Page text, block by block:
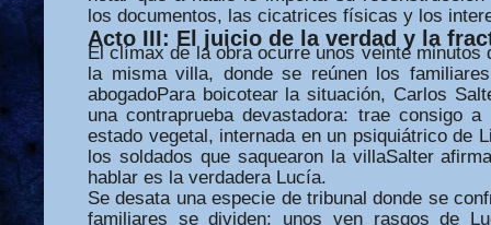
los documentos, las cicatrices físicas y los
Acto III: El juicio de la verdad y la
El clímax de la obra ocurre unos veinte minutos
la misma villa, donde se reúnen los
abogado.Para boicotear la situación, Carlos
una contraprueba devastadora: trae consigo a
estado vegetal, internada en un psiquiátrico de
los soldados que saquearon la villa.Salter
hablar es la verdadera Lucía.
Se desata una especie de tribunal donde se
familiares se dividen: unos ven rasgos de